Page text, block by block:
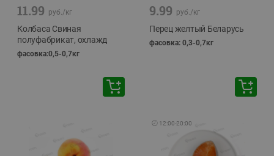
11.99 руб./кг
Колбаса Свиная
полуфабрикат, охлажд
фасовка:0,5-0,7кг
9.99 руб./кг
Перец желтый Беларусь
фасовка: 0,3-0,7кг
🕘 12:00-20:00